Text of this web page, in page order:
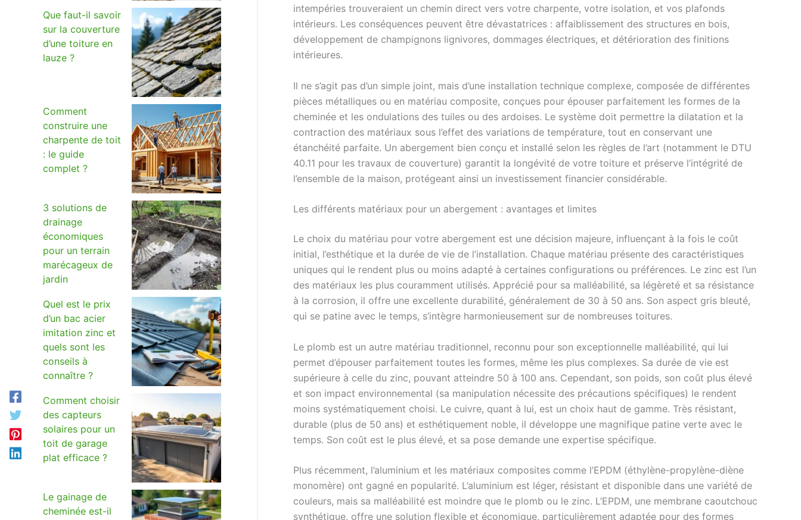
Que faut-il savoir
sur la couverture
d’une toiture en
lauze ?
Comment
construire une
charpente de toit
: le guide
complet ?
3 solutions de
drainage
économiques
pour un terrain
marécageux de
jardin
Quel est le prix
d’un bac acier
imitation zinc et
quels sont les
conseils à
connaître ?
Comment choisir
des capteurs
solaires pour un
toit de garage
plat efficace ?
Le gainage de
cheminée est-il
intempéries trouveraient un chemin direct vers votre charpente, votre isolation, et vos plafonds
intérieurs. Les conséquences peuvent être dévastatrices : affaiblissement des structures en bois,
développement de champignons lignivores, dommages électriques, et détérioration des finitions
intérieures.
Il ne s’agit pas d’un simple joint, mais d’une installation technique complexe, composée de différentes
pièces métalliques ou en matériau composite, conçues pour épouser parfaitement les formes de la
cheminée et les ondulations des tuiles ou des ardoises. Le système doit permettre la dilatation et la
contraction des matériaux sous l’effet des variations de température, tout en conservant une
étanchéité parfaite. Un abergement bien conçu et installé selon les règles de l’art (notamment le DTU
40.11 pour les travaux de couverture) garantit la longévité de votre toiture et préserve l’intégrité de
l’ensemble de la maison, protégeant ainsi un investissement financier considérable.
Les différents matériaux pour un abergement : avantages et limites
Le choix du matériau pour votre abergement est une décision majeure, influençant à la fois le coût
initial, l’esthétique et la durée de vie de l’installation. Chaque matériau présente des caractéristiques
uniques qui le rendent plus ou moins adapté à certaines configurations ou préférences. Le zinc est l’un
des matériaux les plus couramment utilisés. Apprécié pour sa malléabilité, sa légèreté et sa résistance
à la corrosion, il offre une excellente durabilité, généralement de 30 à 50 ans. Son aspect gris bleuté,
qui se patine avec le temps, s’intègre harmonieusement sur de nombreuses toitures.
Le plomb est un autre matériau traditionnel, reconnu pour son exceptionnelle malléabilité, qui lui
permet d’épouser parfaitement toutes les formes, même les plus complexes. Sa durée de vie est
supérieure à celle du zinc, pouvant atteindre 50 à 100 ans. Cependant, son poids, son coût plus élevé
et son impact environnemental (sa manipulation nécessite des précautions spécifiques) le rendent
moins systématiquement choisi. Le cuivre, quant à lui, est un choix haut de gamme. Très résistant,
durable (plus de 50 ans) et esthétiquement noble, il développe une magnifique patine verte avec le
temps. Son coût est le plus élevé, et sa pose demande une expertise spécifique.
Plus récemment, l’aluminium et les matériaux composites comme l’EPDM (éthylène-propylène-diène
monomère) ont gagné en popularité. L’aluminium est léger, résistant et disponible dans une variété de
couleurs, mais sa malléabilité est moindre que le plomb ou le zinc. L’EPDM, une membrane caoutchouc
synthétique, offre une solution flexible et économique, particulièrement adaptée pour des formes